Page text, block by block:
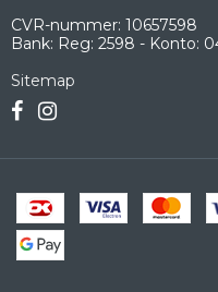
CVR-nummer: 10657598
Bank: Reg: 2598 - Konto:
Sitemap